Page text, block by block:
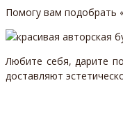
Помогу вам подобрать
Любите себя, дарите
доставляют